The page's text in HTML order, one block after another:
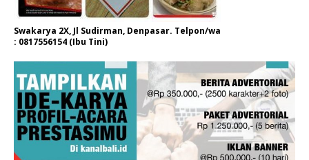
Swakarya 2X, Jl Sudirman, Denpasar. Telpon/wa
: 0817556154 (Ibu Tini)